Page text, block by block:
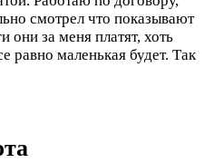
смотрел что показывают
они за меня платят, хоть
равно маленькая будет. Так